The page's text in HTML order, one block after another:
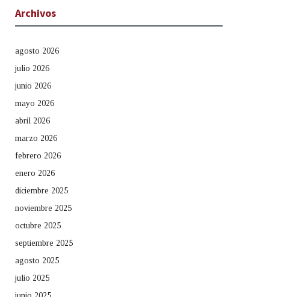
Archivos
agosto 2026
julio 2026
junio 2026
mayo 2026
abril 2026
marzo 2026
febrero 2026
enero 2026
diciembre 2025
noviembre 2025
octubre 2025
septiembre 2025
agosto 2025
julio 2025